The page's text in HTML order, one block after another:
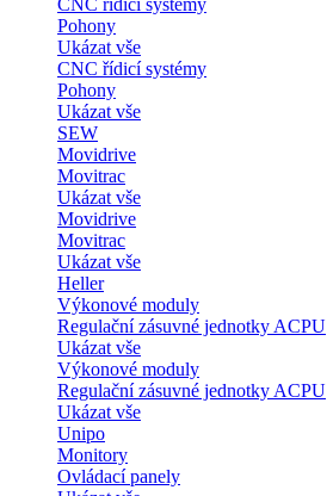
CNC řídicí systémy
Pohony
Ukázat vše
CNC řídicí systémy
Pohony
Ukázat vše
SEW
Movidrive
Movitrac
Ukázat vše
Movidrive
Movitrac
Ukázat vše
Heller
Výkonové moduly
Regulační zásuvné jednotky ACPU
Ukázat vše
Výkonové moduly
Regulační zásuvné jednotky ACPU
Ukázat vše
Unipo
Monitory
Ovládací panely